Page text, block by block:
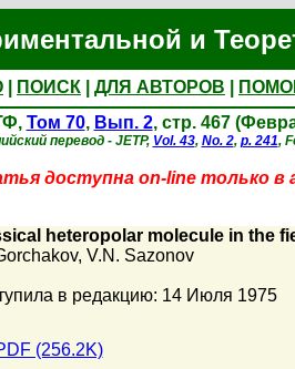
и
ПОИСК ДЛЯ АВТОРОВ
Том 70, Вып. 2, стр. 467
перевод - JETP, Vol. 43, No. 2, p. 241,
доступна on-line только в
heteropolar molecule in the
, V.N. Sazonov
в редакцию: 14 Июля 1975
(256.2K)